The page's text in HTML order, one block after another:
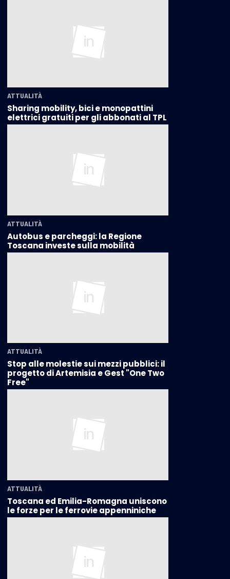
ATTUALITÀ
Sharing mobility, bici e monopattini
elettrici gratuiti per gli abbonati al TPL
ATTUALITÀ
Autobus e parcheggi: la Regione
Toscana investe sulla mobilità
ATTUALITÀ
Stop alle molestie sui mezzi pubblici: il
progetto di Artemisia e Gest "One Two
Free"
ATTUALITÀ
Toscana ed Emilia-Romagna uniscono
le forze per le ferrovie appenniniche